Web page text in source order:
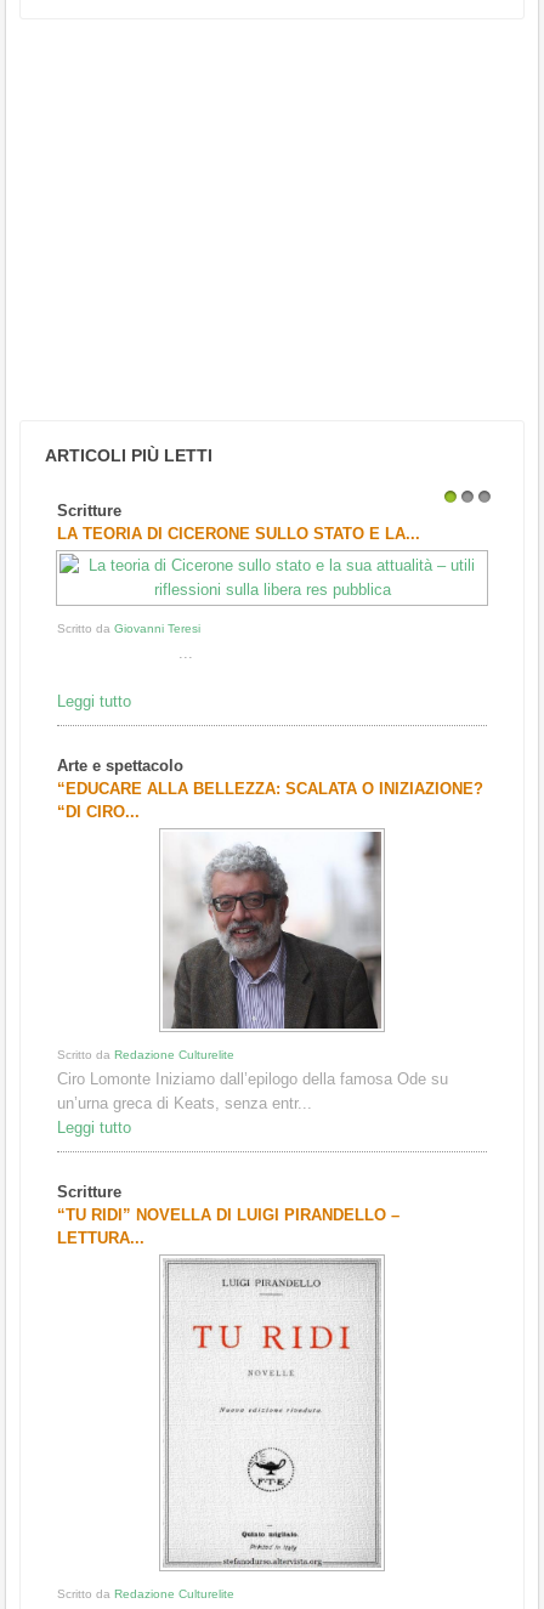
ARTICOLI PIÙ LETTI
Scritture
LA TEORIA DI CICERONE SULLO STATO E LA...
Scritto da Giovanni Teresi
...
Leggi tutto
Arte e spettacolo
“EDUCARE ALLA BELLEZZA: SCALATA O INIZIAZIONE?
“DI CIRO...
Scritto da Redazione Culturelite
Ciro Lomonte Iniziamo dall’epilogo della famosa Ode su
un’urna greca di Keats, senza entr...
Leggi tutto
Scritture
“TU RIDI” NOVELLA DI LUIGI PIRANDELLO –
LETTURA...
Scritto da Redazione Culturelite